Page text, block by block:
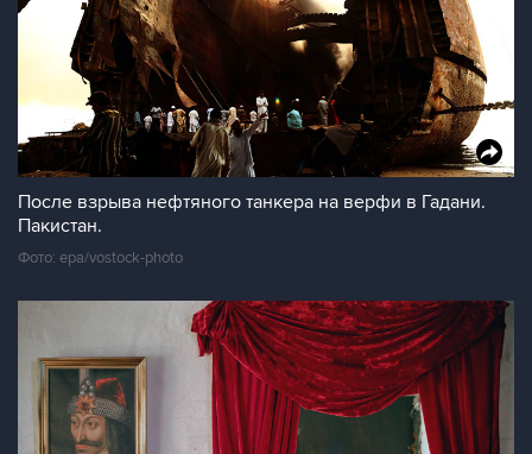
После взрыва нефтяного танкера на верфи в Гадани.
Пакистан.
Фото: epa/vostock-photo